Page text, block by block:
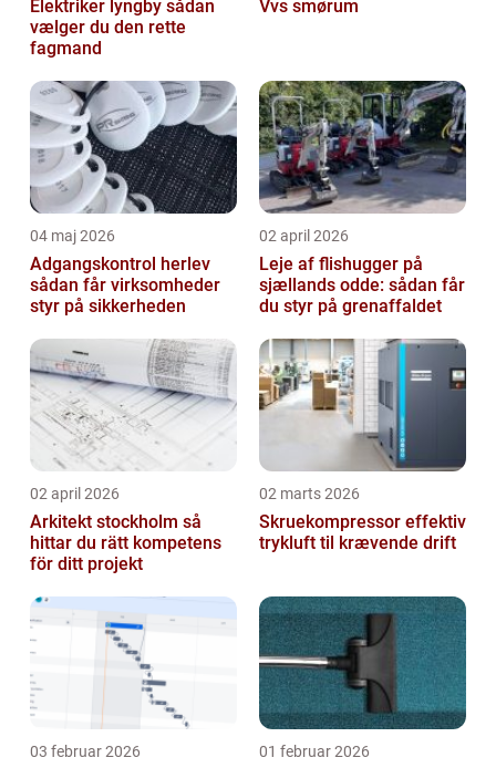
Elektriker lyngby sådan
vælger du den rette
fagmand
Vvs smørum
04 maj 2026
Adgangskontrol herlev
sådan får virksomheder
styr på sikkerheden
02 april 2026
Leje af flishugger på
sjællands odde: sådan får
du styr på grenaffaldet
02 april 2026
Arkitekt stockholm så
hittar du rätt kompetens
för ditt projekt
02 marts 2026
Skruekompressor effektiv
trykluft til krævende drift
03 februar 2026 01 februar 2026